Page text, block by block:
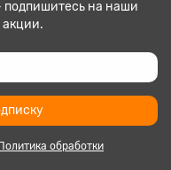
подпишитесь на наши
акции.
Политика обработки